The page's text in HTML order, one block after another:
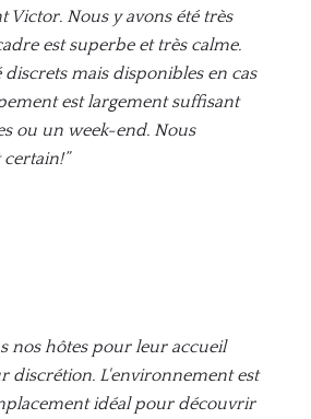
Victor. Nous y avons été très
est superbe et très calme.
discrets mais disponibles en cas
est largement suffisant
ou un week-end. Nous
nos hôtes pour leur accueil
discrétion. L'environnement est
idéal pour découvrir